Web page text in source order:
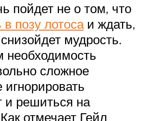
пойдет не о том, что
в позу лотосаи ждать,
мудрость.
сложное
и решиться на
отмечает Гейл